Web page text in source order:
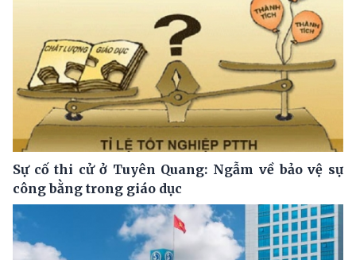
Sự cố thi cử ở Tuyên Quang: Ngẫm về bảo vệ sự
công bằng trong giáo dục